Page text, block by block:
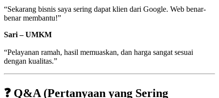
“Sekarang bisnis saya sering dapat klien dari Google. Web benar-
benar membantu!”
Sari – UMKM
“Pelayanan ramah, hasil memuaskan, dan harga sangat sesuai
dengan kualitas.”
❓ Q&A (Pertanyaan yang Sering